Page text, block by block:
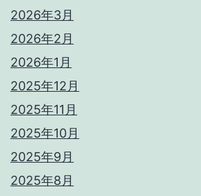
2026年3月
2026年2月
2026年1月
2025年12月
2025年11月
2025年10月
2025年9月
2025年8月